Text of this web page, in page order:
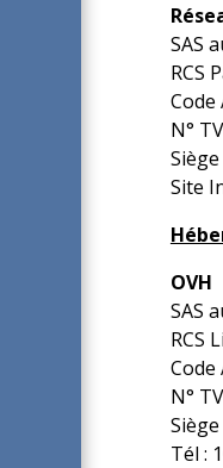
SAS
RCS
Code
N°
Site
OVH
SAS
RCS
Code
N°
Tél :